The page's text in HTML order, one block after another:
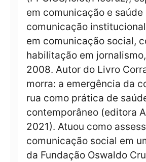
em comunicação e saúde
comunicação
em comunicação social,
habilitação em
2008. Autor do Livro
morra: a emergência da
rua como prática de
contemporâneo (editora
2021). Atuou como
comunicação social em
da Fundação Oswaldo